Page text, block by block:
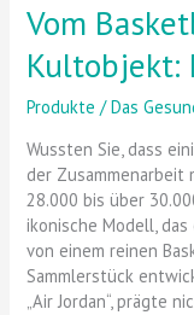
Vom
Kultobjekt:
Produkte /Das
Wussten Sie, dass
der Zusammenarbeit
28.000 bis über
ikonische Modell,
von einem reinen
Sammlerstück
„Air Jordan“, prägte
Vom
Basketballplatz
zum
Kultobjekt:
Der
Air
Jordan
4